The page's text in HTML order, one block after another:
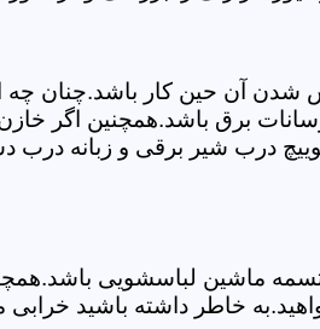
شدن آن حین کار باشد.چنان
برق باشد.همچنین اگر
درب شیر برقی و زبانه درب
لباسشویی باشد.همچنین
خاطر داشته باشید